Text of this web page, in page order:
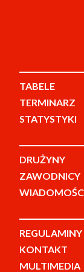
TABELE
TERMINARZ
STATYSTYKI
DRUŻYNY
ZAWODNICY
REGULAMINY
KONTAKT
MULTIMEDIA